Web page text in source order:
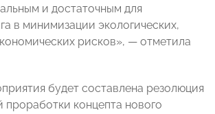
и достаточным для
в минимизации экологических,
рисков», — отметила
будет составлена резолюция
проработки концепта нового